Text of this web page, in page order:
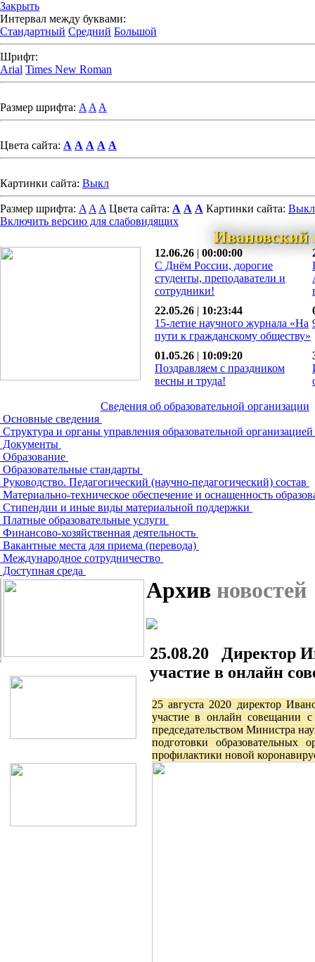
Закрыть
Интервал между буквами:
Стандартный Средний Большой
Шрифт:
Arial Times New Roman
Размер шрифта: A A A
Цвета сайта: A A A A A
Картинки сайта: Выкл
Размер шрифта: A A A Цвета сайта: A A A Картинки сайта: Выкл
Включить версию для слабовидящих
12.06.26 | 00:00:00
С Днём России, дорогие
студенты, преподаватели и
сотрудники!
22.05.26 | 10:23:44
15-летие научного журнала «На
пути к гражданскому обществу»
01.05.26 | 10:09:20
Поздравляем с праздником
весны и труда!
Сведения об образовательной организации
Основные сведения
Структура и органы управления образовательной организацией
Документы
Образование
Образовательные стандарты
Руководство. Педагогический (научно-педагогический) состав
Материально-техническое обеспечение и оснащенность
Стипендии и иные виды материальной поддержки
Платные образовательные услуги
Финансово-хозяйственная деятельность
Вакантные места для приема (перевода)
Международное сотрудничество
Доступная среда
Архив новостей
25.08.20 Директор
участие в онлайн
25 августа 2020 директор
участие в онлайн совещании с
председательством Министра
подготовки
профилактики новой